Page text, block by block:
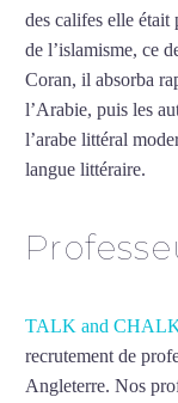
des califes elle était
de l’islamisme, ce
Coran, il absorba
l’Arabie, puis les
l’arabe littéral
langue littéraire.
TALK and
recrutement de
Angleterre. Nos